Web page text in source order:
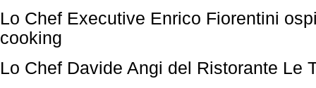
Lo Chef Executive Enrico Fiorentini
cooking
Lo Chef Davide Angi del Ristorante Le